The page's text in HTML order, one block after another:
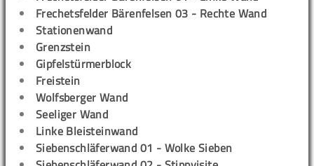
Frechetsfelder Bärenfelsen 03 - Rechte Wand
Stationenwand
Grenzstein
Gipfelstürmerblock
Freistein
Wolfsberger Wand
Seeliger Wand
Linke Bleisteinwand
Siebenschläferwand 01 - Wolke Sieben